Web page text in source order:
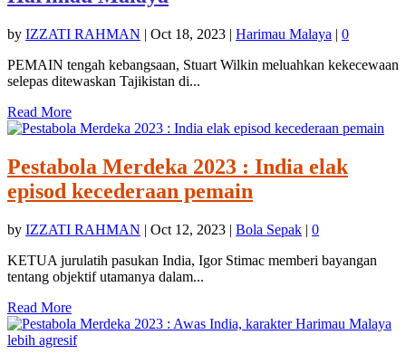
by IZZATI RAHMAN | Oct 18, 2023 | Harimau Malaya | 0
PEMAIN tengah kebangsaan, Stuart Wilkin meluahkan kekecewaan
selepas ditewaskan Tajikistan di...
Read More
Pestabola Merdeka 2023 : India elak
episod kecederaan pemain
by IZZATI RAHMAN | Oct 12, 2023 | Bola Sepak | 0
KETUA jurulatih pasukan India, Igor Stimac memberi bayangan
tentang objektif utamanya dalam...
Read More